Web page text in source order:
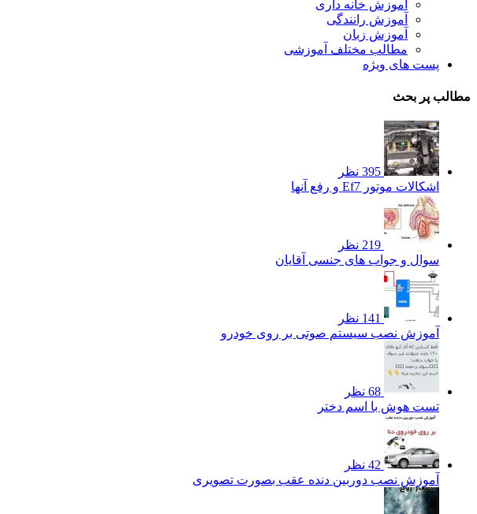
آموزش خانه داری
آموزش رانندگی
آموزش زبان
مطالب مختلف آموزشی
پست های ویژه
مطالب پر بحث
395 نظر
اشکالات موتور Ef7 و رفع آنها
219 نظر
سوال و جواب های جنسی آقایان
141 نظر
آموزش نصب سیستم صوتی بر روی خودرو
68 نظر
تست هوش با اسم دختر
42 نظر
آموزش نصب دوربین دنده عقب بصورت تصویری